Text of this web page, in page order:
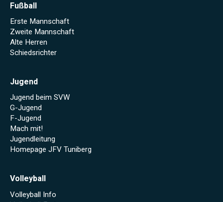
Fußball
Erste Mannschaft
Zweite Mannschaft
Alte Herren
Schiedsrichter
Jugend
Jugend beim SVW
G-Jugend
F-Jugend
Mach mit!
Jugendleitung
Homepage JFV Tuniberg
Volleyball
Volleyball Info